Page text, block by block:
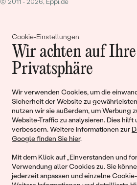
Cookie-Einstellungen
Wir achten auf Ihre
Privatsphäre
Wir verwenden Cookies, um die
Sicherheit der Website zu
nutzen wir sie außerdem, um Werbung
Website-Traffic zu analysieren. Dies hilft
verbessern. Weitere Informationen zur
Google finden Sie hier.
Mit dem Klick auf „Einverstanden und
Verwendung aller Cookies zu. Sie
jederzeit anpassen und einzelne
© 2011 - 2026, Eppi.de
Warenkorb
Sie haben keinen Artikel im